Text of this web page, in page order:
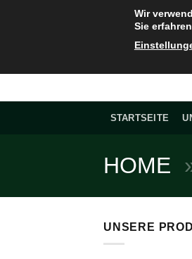
STARTSEITE
HOME
UNSERE
Wir
Sie